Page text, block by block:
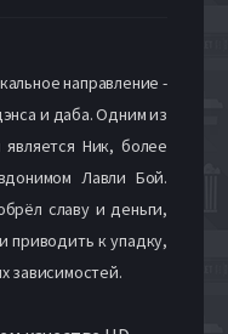
направление -
и даба. Одним из
является Ник, более
Лавли Бой.
славу и деньги,
приводить к упадку,
зависимостей.